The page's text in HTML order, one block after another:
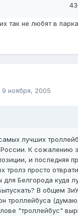
так не любят в
9 ноября, 2005
лучших
К сожалению
и последняя
тролз просто
для Белгорода куда
В общем
троллейбуса
"троллейбус"